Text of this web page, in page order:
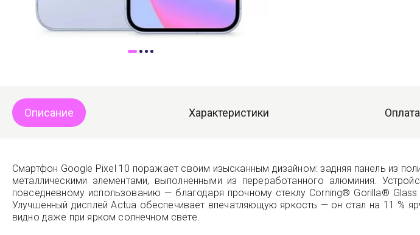
Описание Характеристики
Смартфон Google Pixel 10 поражает своим изысканным дизайном: задняя панель из
металлическими элементами, выполненными из переработанного алюминия.
повседневному использованию — благодаря прочному стеклу Corning® Gorilla®
Улучшенный дисплей Actua обеспечивает впечатляющую яркость — он стал на 11 %
видно даже при ярком солнечном свете.